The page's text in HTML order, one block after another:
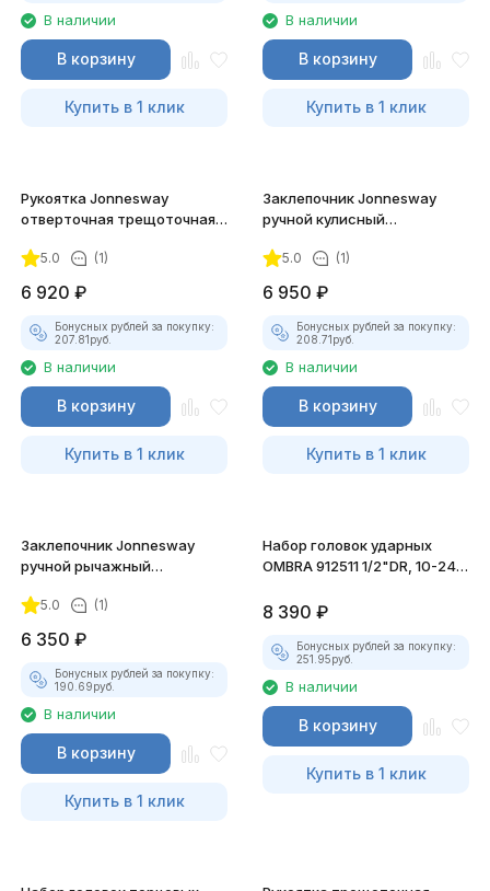
В наличии
В корзину
Купить в 1 клик
В наличии
В корзину
Купить в 1 клик
Рукоятка Jonnesway
отверточная трещоточная с
предмета
5.0 (1)
6 920 ₽
Бонусных рублей за покупку:
207.81руб.
В наличии
В корзину
Купить в 1 клик
Заклепочник Jonnesway
ручной кулисный
5.0 (1)
6 950 ₽
Бонусных рублей за покупку:
208.71руб.
В наличии
В корзину
Купить в 1 клик
Заклепочник Jonnesway
ручной рычажный
5.0 (1)
6 350 ₽
Бонусных рублей за покупку:
190.69руб.
В наличии
В корзину
Купить в 1 клик
Набор головок ударных
OMBRA 912511 1/2"DR, 10-24
8 390 ₽
Бонусных рублей за покупку:
251.95руб.
В наличии
В корзину
Купить в 1 клик